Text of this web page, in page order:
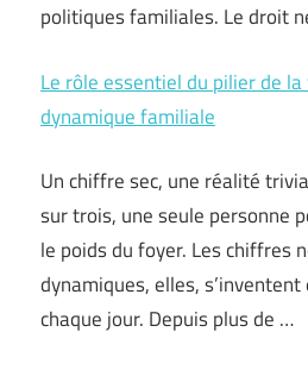
politiques familiales. Le droit
Le rôle essentiel du pilier de
dynamique familiale
Un chiffre sec, une réalité
sur trois, une seule personne
le poids du foyer. Les chiffres
dynamiques, elles,
chaque jour. Depuis plus de …